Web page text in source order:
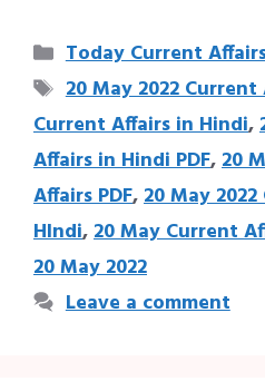
Categories
Today Current
Tags
20 May 2022 Current
Current Affairs in Hindi,
Affairs in Hindi PDF,20
Affairs PDF,20 May
HIndi,20 May Current
20 May 2022
Leave a comment